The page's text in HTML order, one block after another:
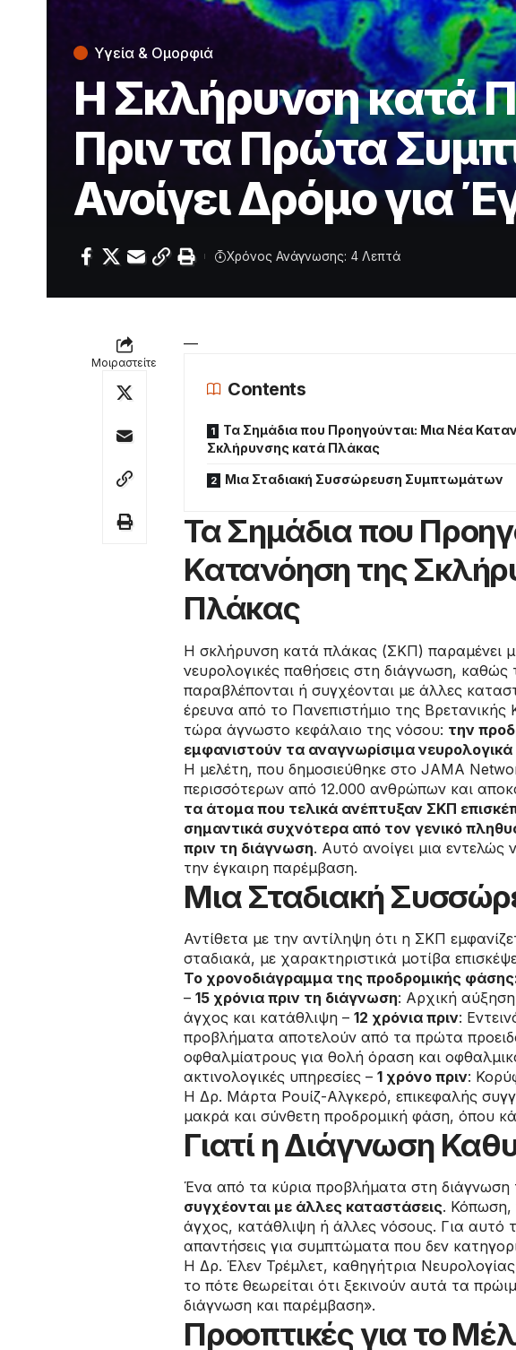
Υγεία & Ομορφιά
Η Σκλήρυνση κατά
Πριν τα Πρώτα
Ανοίγει Δρόμο για
Χρόνος Ανάγνωσης: 4 Λεπτά
Μοιραστείτε
—
Contents
Τα Σημάδια που Προηγούνται: Μια Νέα
Σκλήρυνσης κατά Πλάκας
Μια Σταδιακή Συσσώρευση Συμπτωμάτων
Τα Σημάδια που
Κατανόηση της
Πλάκας
Η σκλήρυνση κατά πλάκας (ΣΚΠ) παραμένει
νευρολογικές παθήσεις στη διάγνωση,
παραβλέπονται ή συγχέονται με άλλες
έρευνα από το Πανεπιστήμιο της Βρετανικής
τώρα άγνωστο κεφάλαιο της νόσου: την
εμφανιστούν τα αναγνωρίσιμα
Η μελέτη, που δημοσιεύθηκε στο JAMA
περισσότερων από 12.000 ανθρώπων και
τα άτομα που τελικά ανέπτυξαν ΣΚΠ
σημαντικά συχνότερα από τον γενικό
πριν τη διάγνωση. Αυτό ανοίγει μια
την έγκαιρη παρέμβαση.
Μια Σταδιακή
Αντίθετα με την αντίληψη ότι η ΣΚΠ
σταδιακά, με χαρακτηριστικά μοτίβα
Το χρονοδιάγραμμα της προδρομικής
– 15 χρόνια πριν τη διάγνωση: Αρχική
άγχος και κατάθλιψη – 12 χρόνια πριν:
προβλήματα αποτελούν από τα πρώτα
οφθαλμίατρους για θολή όραση και
ακτινολογικές υπηρεσίες – 1 χρόνο πριν:
Η Δρ. Μάρτα Ρουίζ-Αλγκερό, επικεφαλής
μακρά και σύνθετη προδρομική φάση, όπου
Γιατί η Διάγνωση
Ένα από τα κύρια προβλήματα στη διάγνωση
συγχέονται με άλλες καταστάσεις. Κόπωση,
άγχος, κατάθλιψη ή άλλες νόσους. Για αυτό
απαντήσεις για συμπτώματα που δεν
Η Δρ. Έλεν Τρέμλετ, καθηγήτρια
το πότε θεωρείται ότι ξεκινούν αυτά τα
διάγνωση και παρέμβαση».
Προοπτικές για το